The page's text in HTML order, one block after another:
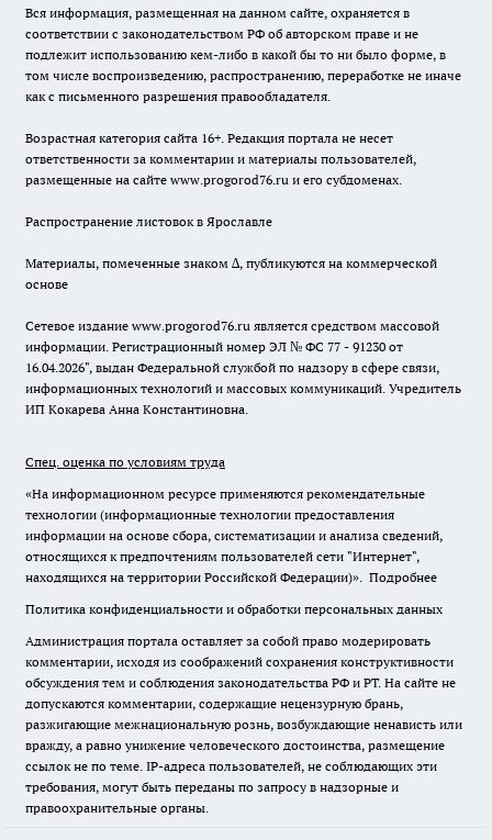
Вся информация, размещенная на данном сайте, охраняется в
соответствии с законодательством РФ об авторском праве и не
подлежит использованию кем-либо в какой бы то ни было форме, в
том числе воспроизведению, распространению, переработке не иначе
как с письменного разрешения правообладателя.
Возрастная категория сайта 16+. Редакция портала не несет
ответственности за комментарии и материалы пользователей,
размещенные на сайте www.progorod76.ru и его субдоменах.
Распространение листовок в Ярославле
Материалы, помеченные знаком ∆, публикуются на коммерческой
основе
Сетевое издание www.progorod76.ru является средством массовой
информации. Регистрационный номер ЭЛ № ФС 77 - 91230 от
16.04.2026", выдан Федеральной службой по надзору в сфере связи,
информационных технологий и массовых коммуникаций. Учредитель
ИП Кокарева Анна Константиновна.
Спец. оценка по условиям труда
«На информационном ресурсе применяются рекомендательные
технологии (информационные технологии предоставления
информации на основе сбора, систематизации и анализа сведений,
относящихся к предпочтениям пользователей сети "Интернет",
находящихся на территории Российской Федерации)». Подробнее
Политика конфиденциальности и обработки персональных данных
Администрация портала оставляет за собой право модерировать
комментарии, исходя из соображений сохранения конструктивности
обсуждения тем и соблюдения законодательства РФ и РТ. На сайте не
допускаются комментарии, содержащие нецензурную брань,
разжигающие межнациональную рознь, возбуждающие ненависть или
вражду, а равно унижение человеческого достоинства, размещение
ссылок не по теме. IP-адреса пользователей, не соблюдающих эти
требования, могут быть переданы по запросу в надзорные и
правоохранительные органы.